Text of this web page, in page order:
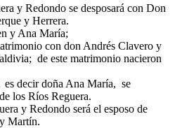
y Redondo se desposará con Don
y Herrera.
Ana María;
con don Andrés Clavero y
de este matrimonio nacieron
decir doña Ana María, se
los Ríos Reguera.
y Redondo será el esposo de
Martín.